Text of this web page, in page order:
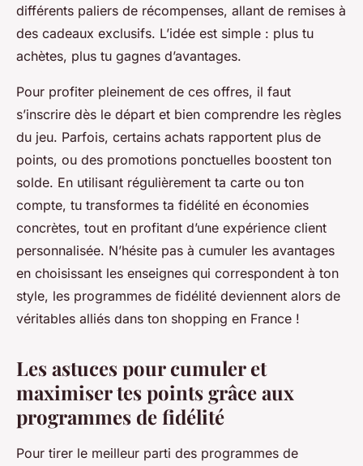
différents paliers de récompenses, allant de remises à
des cadeaux exclusifs. L’idée est simple : plus tu
achètes, plus tu gagnes d’avantages.
Pour profiter pleinement de ces offres, il faut
s’inscrire dès le départ et bien comprendre les règles
du jeu. Parfois, certains achats rapportent plus de
points, ou des promotions ponctuelles boostent ton
solde. En utilisant régulièrement ta carte ou ton
compte, tu transformes ta fidélité en économies
concrètes, tout en profitant d’une expérience client
personnalisée. N’hésite pas à cumuler les avantages
en choisissant les enseignes qui correspondent à ton
style, les programmes de fidélité deviennent alors de
véritables alliés dans ton shopping en France !
Les astuces pour cumuler et
maximiser tes points grâce aux
programmes de fidélité
Pour tirer le meilleur parti des programmes de